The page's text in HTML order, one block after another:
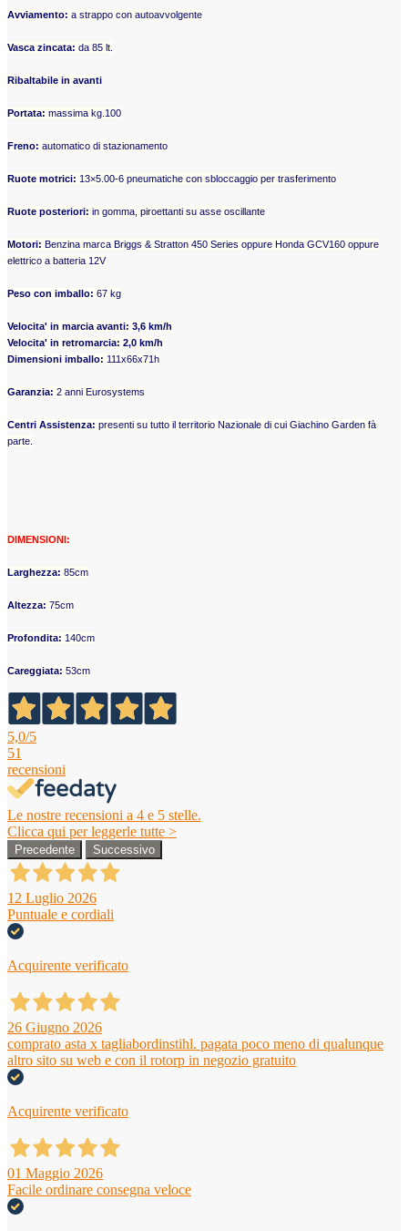
Avviamento: a strappo con autoavvolgente
Vasca zincata: da 85 lt.
Ribaltabile in avanti
Portata: massima kg.100
Freno: automatico di stazionamento
Ruote motrici: 13×5.00-6 pneumatiche con sbloccaggio per trasferimento
Ruote posteriori: in gomma, piroettanti su asse oscillante
Motori: Benzina marca Briggs & Stratton 450 Series oppure Honda GCV160 oppure
elettrico a batteria 12V
Peso con imballo: 67 kg
Velocita' in marcia avanti: 3,6 km/h
Velocita' in retromarcia: 2,0 km/h
Dimensioni imballo: 111x66x71h
Garanzia: 2 anni Eurosystems
Centri Assistenza: presenti su tutto il territorio Nazionale di cui Giachino Garden fà
parte.
DIMENSIONI:
Larghezza: 85cm
Altezza: 75cm
Profondita: 140cm
Careggiata: 53cm
5,0/5
51
recensioni
Le nostre recensioni a 4 e 5 stelle.
Clicca qui per leggerle tutte >
Precedente Successivo
12 Luglio 2026
Puntuale e cordiali
Acquirente verificato
26 Giugno 2026
comprato asta x tagliabordinstihl. pagata poco meno di qualunque
altro sito su web e con il rotorp in negozio gratuito
Acquirente verificato
01 Maggio 2026
Facile ordinare consegna veloce